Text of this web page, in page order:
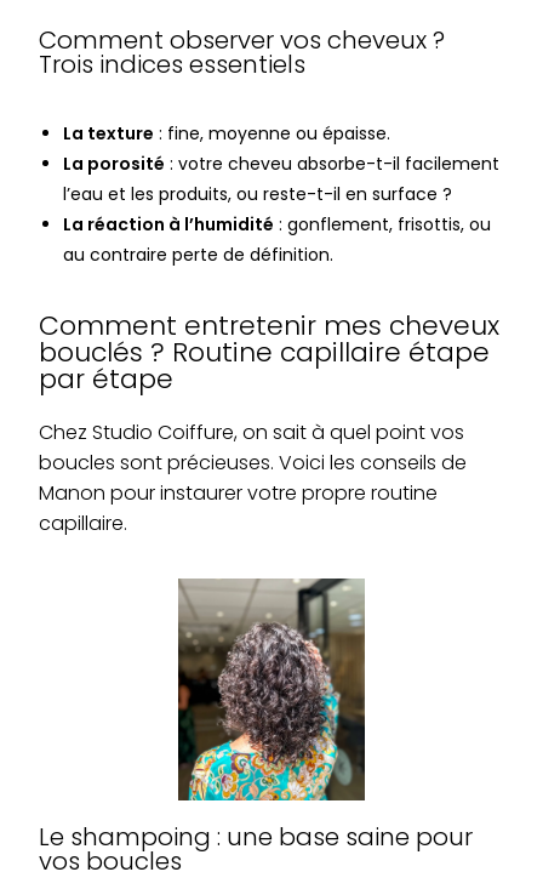
Comment observer vos cheveux ?
Trois indices essentiels
La texture : fine, moyenne ou épaisse.
La porosité : votre cheveu absorbe-t-il facilement
l’eau et les produits, ou reste-t-il en surface ?
La réaction à l’humidité : gonflement, frisottis, ou
au contraire perte de définition.
Comment entretenir mes cheveux
bouclés ? Routine capillaire étape
par étape
Chez Studio Coiffure, on sait à quel point vos
boucles sont précieuses. Voici les conseils de
Manon pour instaurer votre propre routine
capillaire.
Le shampoing : une base saine pour
vos boucles